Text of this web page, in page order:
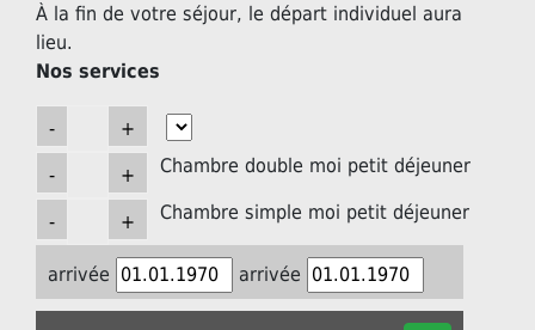
À la fin de votre séjour, le départ individuel aura
lieu.
Nos services
Chambre double moi petit déjeuner
Chambre simple moi petit déjeuner
arrivée arrivée